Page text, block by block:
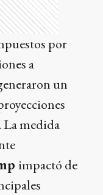
por
a
un
La medida
impactó de